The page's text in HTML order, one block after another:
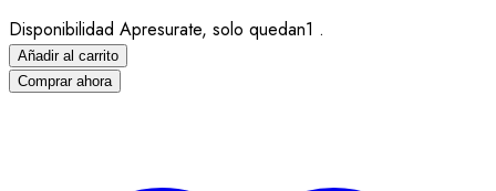
Disponibilidad Apresurate, solo quedan1 .
Añadir al carrito
Comprar ahora